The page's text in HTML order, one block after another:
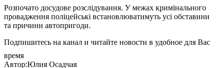
Розпочато досудове розслідування. У межах кримінального
провадження поліцейські встановлюватимуть усі обставини
та причини автопригоди.
Подпишитесь на канал и читайте новости в удобное для Вас
время
Автор:Юлия Осадчая